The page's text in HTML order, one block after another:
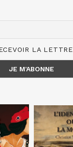
LA LETTRE